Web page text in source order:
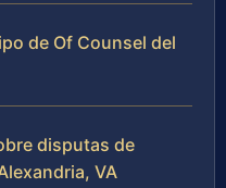
de Of Counsel del
disputas de
VA